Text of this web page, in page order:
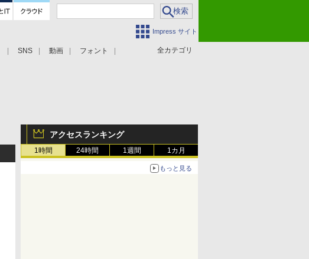
Impress サイト
全カテゴリ
SNS 動画 フォント
アクセスランキング
1時間 24時間 1週間 1カ月
もっと見る